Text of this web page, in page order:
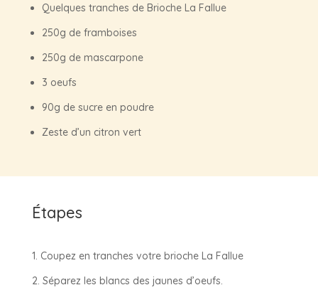
Quelques tranches de Brioche La Fallue
250g de framboises
250g de mascarpone
3 oeufs
90g de sucre en poudre
Zeste d’un citron vert
Étapes
Coupez en tranches votre brioche La Fallue
Séparez les blancs des jaunes d’oeufs.